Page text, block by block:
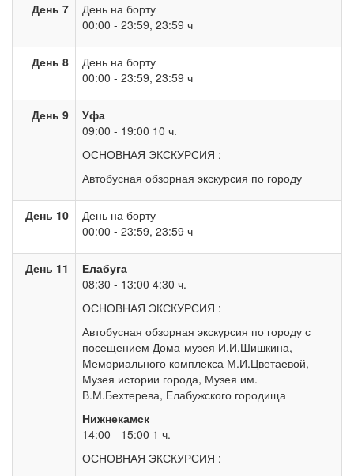
День 7
День на борту
00:00 - 23:59, 23:59 ч
День 8
День на борту
00:00 - 23:59, 23:59 ч
День 9
Уфа
09:00 - 19:00 10 ч.
ОСНОВНАЯ ЭКСКУРСИЯ :
Автобусная обзорная экскурсия по городу
День 10
День на борту
00:00 - 23:59, 23:59 ч
День 11
Елабуга
08:30 - 13:00 4:30 ч.
ОСНОВНАЯ ЭКСКУРСИЯ :
Автобусная обзорная экскурсия по городу с
посещением Дома-музея И.И.Шишкина,
Мемориального комплекса М.И.Цветаевой,
Музея истории города, Музея им.
В.М.Бехтерева, Елабужского городища
Нижнекамск
14:00 - 15:00 1 ч.
ОСНОВНАЯ ЭКСКУРСИЯ :